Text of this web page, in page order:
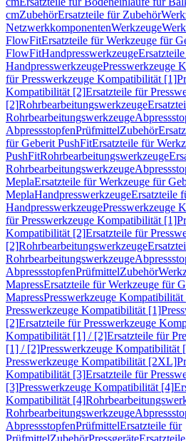
cmZubehörErsatzteile für Zubehör
NetzwerkkomponentenWerkzeuge
FlowFitErsatzteile für Werkzeuge für
FlowFitHandpresswerkzeuge
HandpresswerkzeugePresswerkzeuge
für Presswerkzeuge Kompatibilität [1]
Kompatibilität [2]Ersatzteile für
[2]Rohrbearbeitungswerkzeuge
Rohrbearbeitungswerkzeuge
AbpressstopfenPrüfmittelZubehör
für Geberit PushFitErsatzteile für
PushFitRohrbearbeitungswerkzeuge
Rohrbearbeitungswerkzeuge
MeplaErsatzteile für Werkzeuge für
MeplaHandpresswerkzeugeErsatzteile
HandpresswerkzeugePresswerkzeuge
für Presswerkzeuge Kompatibilität [1]
Kompatibilität [2]Ersatzteile für
[2]Rohrbearbeitungswerkzeuge
Rohrbearbeitungswerkzeuge
AbpressstopfenPrüfmittelZubehör
MapressErsatzteile für Werkzeuge für
MapressPresswerkzeuge
Presswerkzeuge Kompatibilität [1]
[2]Ersatzteile für Presswerkzeuge
Kompatibilität [1] / [2]Ersatzteile für
[1] / [2]Presswerkzeuge Kompatibilität
Presswerkzeuge Kompatibilität [2XL]
Kompatibilität [3]Ersatzteile für
[3]Presswerkzeuge Kompatibilität [4]
Kompatibilität [4]
Rohrbearbeitungswerkzeuge
AbpressstopfenPrüfmittelErsatzteile für
PrüfmittelZubehörPressgeräte